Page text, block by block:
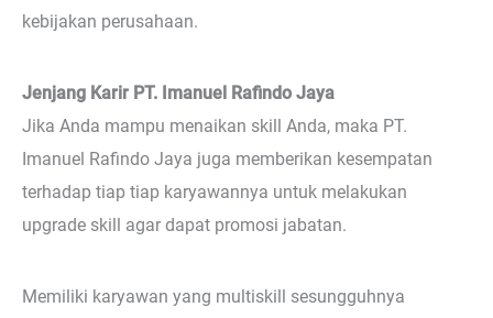
kebijakan perusahaan.
Jenjang Karir PT. Imanuel Rafindo Jaya
Jika Anda mampu menaikan skill Anda, maka PT.
Imanuel Rafindo Jaya juga memberikan kesempatan
terhadap tiap tiap karyawannya untuk melakukan
upgrade skill agar dapat promosi jabatan.
Memiliki karyawan yang multiskill sesungguhnya